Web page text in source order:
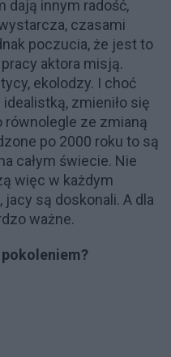
dają innym radość,
czasami
poczucia, że jest to
aktora misją.
ekolodzy. I choć
zmieniło się
równolegle ze zmianą
po 2000 roku to są
całym świecie. Nie
więc w każdym
są doskonali. A dla
ważne.